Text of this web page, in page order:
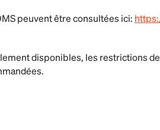
peuvent être consultées ici:
disponibles, les restrictions